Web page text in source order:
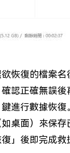
恢復的檔案名
確認正確無誤
進行數據恢
如桌面）來保
復」後即完成救